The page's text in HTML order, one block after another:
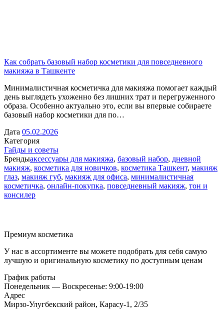
Как собрать базовый набор косметики для повседневного
макияжа в Ташкенте
Минималистичная косметичка для макияжа помогает каждый
день выглядеть ухоженно без лишних трат и перегруженного
образа. Особенно актуально это, если вы впервые собираете
базовый набор косметики для по…
Дата 05.02.2026
Категория
Гайды и советы
Брендыаксессуары для макияжа, базовый набор, дневной
макияж, косметика для новичков, косметика Ташкент, макияж
глаз, макияж губ, макияж для офиса, минималистичная
косметичка, онлайн-покупка, повседневный макияж, тон и
консилер
Премиум косметика
У нас в ассортименте вы можете подобрать для себя самую
лучшую и оригинальную косметику по доступным ценам
График работы
Понедельник — Воскресенье: 9:00-19:00
Адрес
Мирзо-Улугбекский район, Карасу-1, 2/35